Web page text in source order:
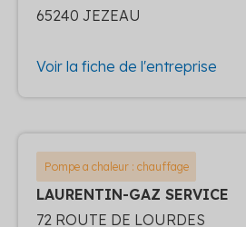
65240 JEZEAU
Voir la fiche de l'entreprise
Pompe a chaleur : chauffage
LAURENTIN-GAZ SERVICE
72 ROUTE DE LOURDES